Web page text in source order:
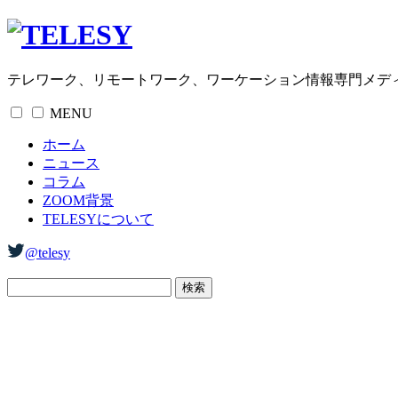
テレワーク、リモートワーク、ワーケーション情報専門メデ
MENU
ホーム
ニュース
コラム
ZOOM背景
TELESYについて
@telesy